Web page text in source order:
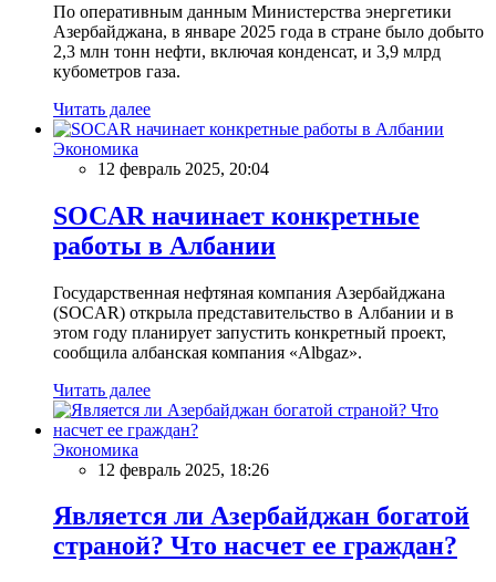
По оперативным данным Министерства энергетики
Азербайджана, в январе 2025 года в стране было добыто
2,3 млн тонн нефти, включая конденсат, и 3,9 млрд
кубометров газа.
Читать далее
Экономика
12 февраль 2025, 20:04
SOCAR начинает конкретные
работы в Албании
Государственная нефтяная компания Азербайджана
(SOCAR) открыла представительство в Албании и в
этом году планирует запустить конкретный проект,
сообщила албанская компания «Albgaz».
Читать далее
Экономика
12 февраль 2025, 18:26
Является ли Азербайджан богатой
страной? Что насчет ее граждан?